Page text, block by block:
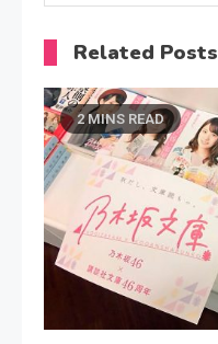
Related Posts
2 MINS READ